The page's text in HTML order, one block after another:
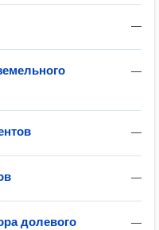
—
—
—
—
—
долевого